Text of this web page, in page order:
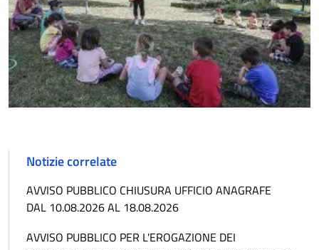
Notizie correlate
AVVISO PUBBLICO CHIUSURA UFFICIO ANAGRAFE
DAL 10.08.2026 AL 18.08.2026
AVVISO PUBBLICO PER L'EROGAZIONE DEI